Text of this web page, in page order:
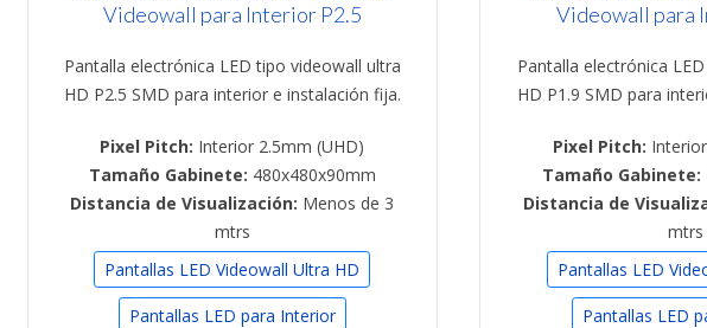
Videowall para Interior P2.5
Pantalla electrónica LED tipo videowall ultra
HD P2.5 SMD para interior e instalación fija.
Pixel Pitch: Interior 2.5mm (UHD)
Tamaño Gabinete: 480x480x90mm
Distancia de Visualización: Menos de 3
mtrs
Pantallas LED Videowall Ultra HD
Pantallas LED para Interior
Videowall para
Pantalla electrónica
HD P1.9 SMD para
Pixel Pitch:
Tamaño Gabinete:
Distancia de
mtrs
Pantallas LED
Pantallas LED